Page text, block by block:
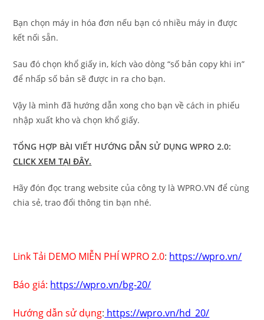
Bạn chọn máy in hóa đơn nếu bạn có nhiều máy in được
kết nối sẵn.
Sau đó chọn khổ giấy in, kích vào dòng “số bản copy khi in”
để nhấp số bản sẽ được in ra cho bạn.
Vậy là mình đã hướng dẫn xong cho bạn về cách in phiếu
nhập xuất kho và chọn khổ giấy.
TỔNG HỢP BÀI VIẾT HƯỚNG DẪN SỬ DỤNG WPRO 2.0:
CLICK XEM TẠI ĐÂY.
Hãy đón đọc trang website của công ty là WPRO.VN để cùng
chia sẻ, trao đổi thông tin bạn nhé.
Link Tải DEMO MIỄN PHÍ WPRO 2.0: https://wpro.vn/
Báo giá: https://wpro.vn/bg-20/
Hướng dẫn sử dụng: https://wpro.vn/hd_20/